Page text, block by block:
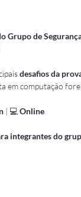
Grupo de
desafios da
em computação
| 💻 Online
integrantes do